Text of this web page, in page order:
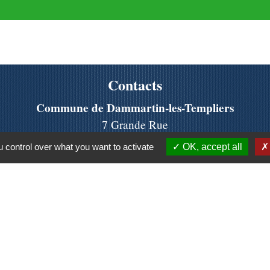
Contacts
Commune de Dammartin-les-Templiers
7 Grande Rue
25110 Dammartin-les-Templiers - FRANCE
+33 3 81 63 03 50
over what you want to activate OK, accept all